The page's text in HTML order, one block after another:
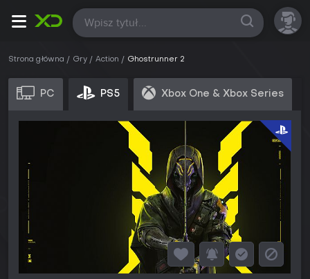
Wszystkie
Strona główna Gry Action Ghostrunner 2
PC PS5 Xbox One & Xbox Series